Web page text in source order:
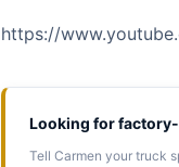
https://
Looking for
Tell Carmen your truck